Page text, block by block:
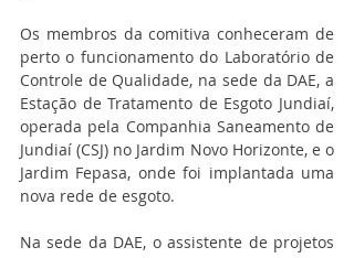
Os membros da comitiva conheceram de
perto o funcionamento do Laboratório de
Controle de Qualidade, na sede da DAE, a
Estação de Tratamento de Esgoto Jundiaí,
operada pela Companhia Saneamento de
Jundiaí (CSJ) no Jardim Novo Horizonte, e o
Jardim Fepasa, onde foi implantada uma
nova rede de esgoto.
Na sede da DAE, o assistente de projetos